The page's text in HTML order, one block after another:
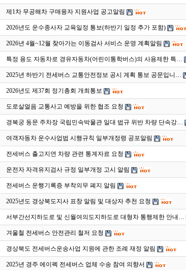
제1차 무공해차 구매융자 지원사업 공고알림
2026년도 운수종사자 교육일정 통보(하반기 일정 추가 포함)
2026년 4월~12월 찾아가는 이동검사 서비스 운영 계획알림
특정 용도 자동차로 경유자동차(어린이통학버스)의 사용제한 특…
2025년 하반기 전세버스 교통안전정보 공시 계획 통보 공문입니…
2026년도 제37회 정기총회 개최통보
도로살얼음 교통사고 예방을 위한 협조 요청
경복궁 동문 주차장 국립민속박물관 일대 법규 위반 차량 단속강…
여객자동차 운수사업법 시행규칙 일부개정령 공포알림
전세버스 출고지연 차량 관련 통계자료 요청
운전자 자격유지검사 규정 일부개정 고시 알림
전세버스 운행기록증 부착의무 폐지 알림
2025년도 경상북도지사 표창 알림 및 대상자 추천 요청
서부간선지하도로 및 신월여의도지하도로 대형차 통행제한 안내…
겨울철 전세버스 안전관리 철저 요청
경상북도 전세버스운송사업 지원에 관한 조례 재정 알림
2025년 경주 에이펙 전세버스 업체 수송 참여 의향서